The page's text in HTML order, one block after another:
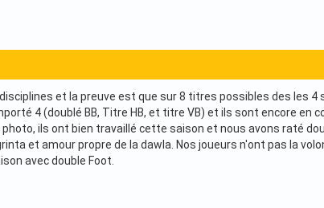
et la preuve est que sur 8 titres possibles des les 4
4 (doublé BB, Titre HB, et titre VB) et ils sont encore en
photo, ils ont bien travaillé cette saison et nous avons raté
et amour propre de la dawla. Nos joueurs n'ont pas la
avec double Foot.